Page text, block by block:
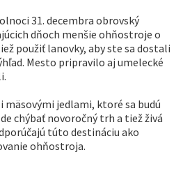
31. decembra obrovský
dňoch menšie ohňostroje o
použiť lanovky, aby ste sa dostali
Mesto pripravilo aj umelecké
mäsovými jedlami, ktoré sa budú
chýbať novoročný trh a tiež živá
túto destináciu ako
ohňostroja.